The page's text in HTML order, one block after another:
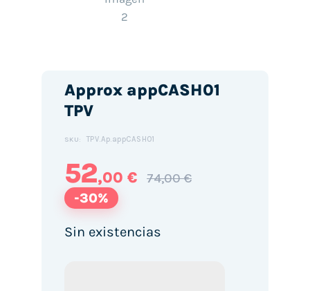
Approx appCASH01
TPV
SKU: TPV.Ap.appCASH01
52,00 € 74,00 €
-30%
Sin existencias